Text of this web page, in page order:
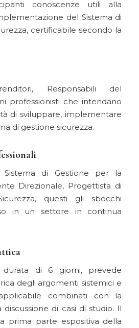
conoscenze utili alla
del Sistema di
certificabile secondo la
Responsabili del
professionisti che intendano
di sviluppare, implementare
di gestione sicurezza.
Sistema di Gestione per la
Direzionale, Progettista di
questi gli sbocchi
in un settore in continua
di 6 giorni, prevede
degli argomenti sistemici e
combinati con la
di casi di studio. Il
prima parte espositiva della